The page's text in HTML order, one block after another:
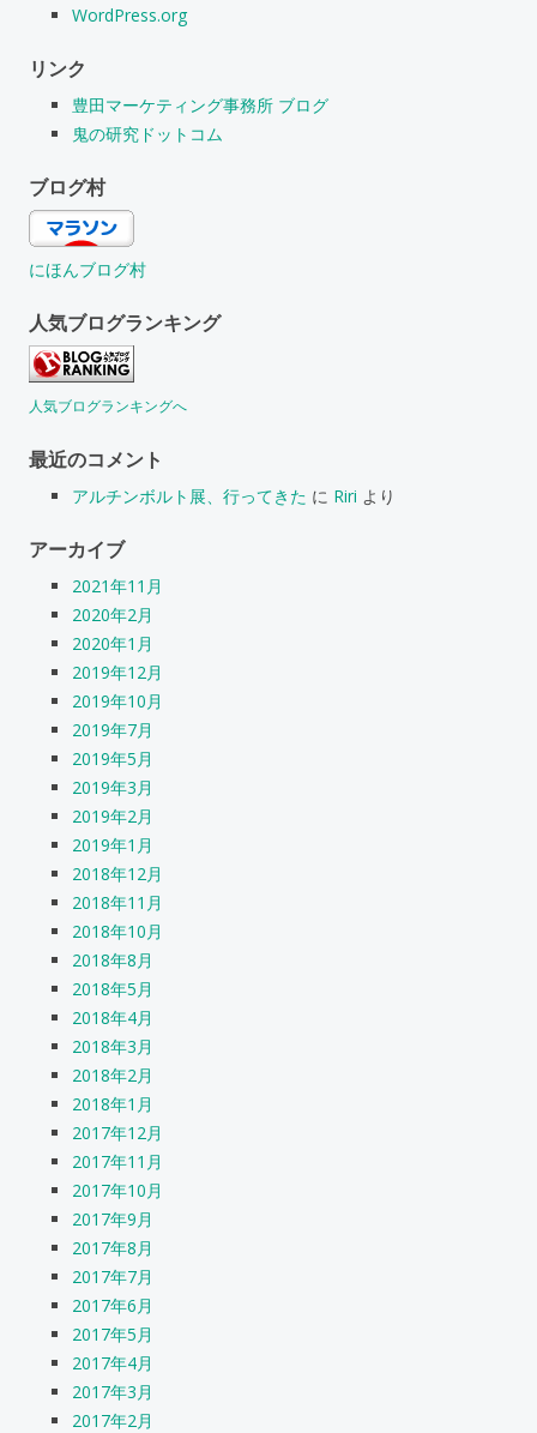
WordPress.org
リンク
豊田マーケティング事務所 ブログ
鬼の研究ドットコム
ブログ村
にほんブログ村
人気ブログランキング
人気ブログランキングへ
最近のコメント
アルチンボルト展、行ってきた に Riri より
アーカイブ
2021年11月
2020年2月
2020年1月
2019年12月
2019年10月
2019年7月
2019年5月
2019年3月
2019年2月
2019年1月
2018年12月
2018年11月
2018年10月
2018年8月
2018年5月
2018年4月
2018年3月
2018年2月
2018年1月
2017年12月
2017年11月
2017年10月
2017年9月
2017年8月
2017年7月
2017年6月
2017年5月
2017年4月
2017年3月
2017年2月